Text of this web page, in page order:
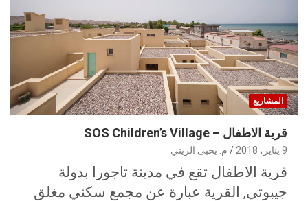
المشاريع
قرية الاطفال – SOS Children’s Village
9 يناير، 2018 م. يحيى الزيني
قرية الاطفال تقع في مدينة تاجورا بدولة
جيبوتي, القرية عبارة عن مجمع سكني مغلق